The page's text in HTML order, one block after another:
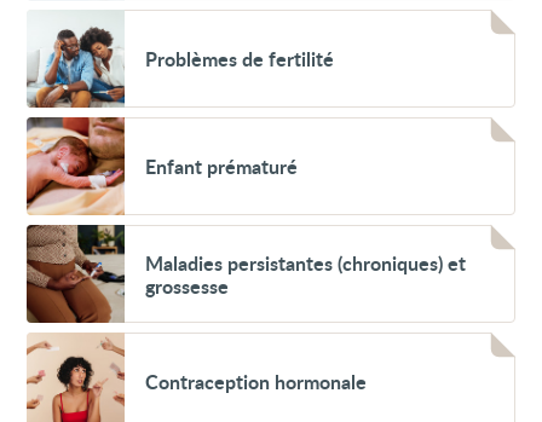
Problèmes
de
fertilité
Problèmes de fertilité
Voir
Enfant
prématuré
Enfant prématuré
Voir
Maladies
persistantes
(chroniques)
et
grossesse
Maladies persistantes (chroniques) et
grossesse
Voir
Contraception
hormonale
Contraception hormonale